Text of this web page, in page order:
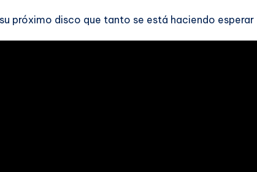
próximo disco que tanto se está haciendo esperar